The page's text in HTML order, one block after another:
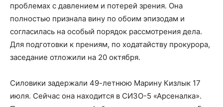
проблемах с давлением и потерей зрения. Она
полностью признала вину по обоим эпизодам и
согласилась на особый порядок рассмотрения дела.
Для подготовки к прениям, по ходатайству прокурора,
заседание отложили на 20 октября.
Силовики задержали 49-летнюю Марину Кизлык 17
июля. Сейчас она находится в СИЗО-5 «Арсеналка».